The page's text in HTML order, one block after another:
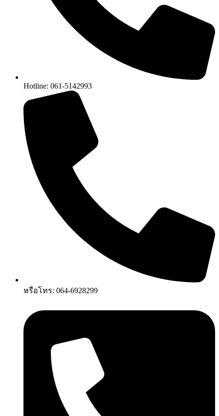
Hotline: 061-5142993
หรือโทร: 064-6928299